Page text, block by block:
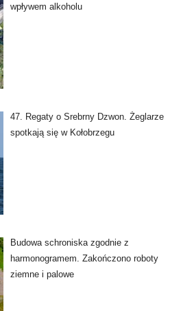
wpływem alkoholu
47. Regaty o Srebrny Dzwon. Żeglarze
spotkają się w Kołobrzegu
Budowa schroniska zgodnie z
harmonogramem. Zakończono roboty
ziemne i palowe